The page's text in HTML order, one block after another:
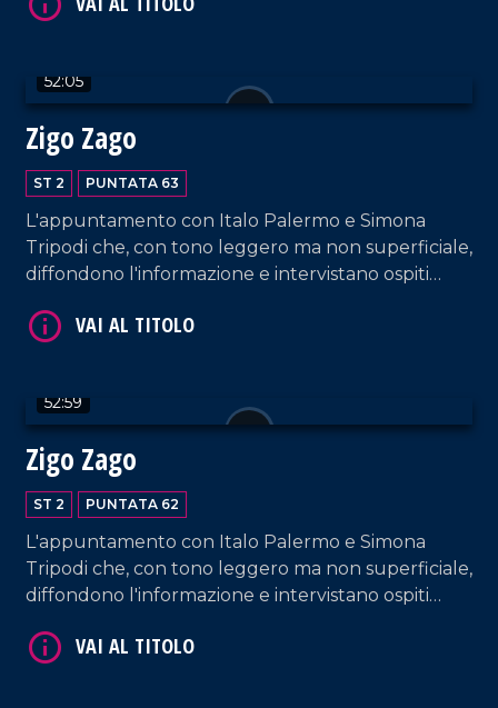
Lamezia Terme.
52:05
Zigo Zago
ST 2 PUNTATA 63
L'appuntamento con Italo Palermo e Simona
Tripodi che, con tono leggero ma non superficiale,
diffondono l'informazione e intervistano ospiti
Lamezia Terme.
52:59
Zigo Zago
ST 2 PUNTATA 62
L'appuntamento con Italo Palermo e Simona
Tripodi che, con tono leggero ma non superficiale,
diffondono l'informazione e intervistano ospiti
Lamezia Terme.
VAI AL TITOLO
VAI AL TITOLO